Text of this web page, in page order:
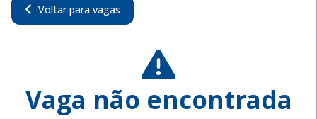
Voltar para vagas
Vaga não encontrada